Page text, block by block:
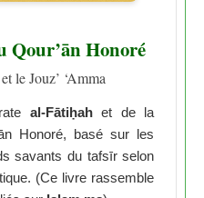
Qour’ān Honoré
le Jouz’ ‘Amma
al-Fātiḥahet de la
Honoré, basé sur les
savants du tafsīr selon
(Ce livre rassemble